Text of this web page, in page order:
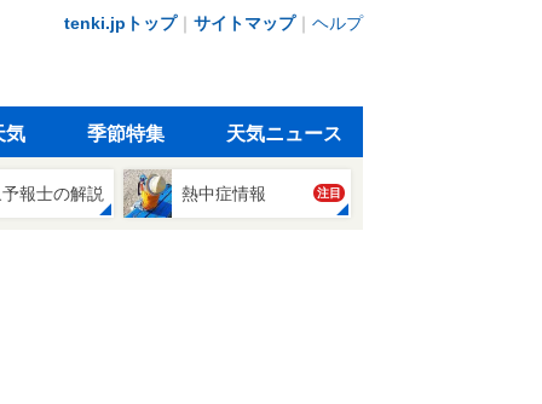
tenki.jpトップ｜ サイトマップ｜ ヘルプ
気 季節特集 天気ニュース
報士の解説 熱中症情報 注目